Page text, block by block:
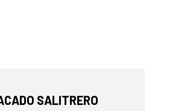
SALITRERO